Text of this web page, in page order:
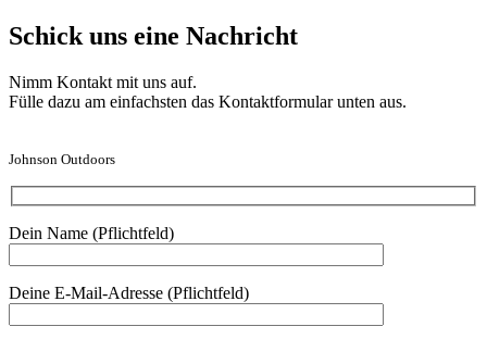
Schick uns eine Nachricht
Nimm Kontakt mit uns auf.
Fülle dazu am einfachsten das Kontaktformular unten aus.
Johnson Outdoors
Dein Name (Pflichtfeld)
Deine E-Mail-Adresse (Pflichtfeld)